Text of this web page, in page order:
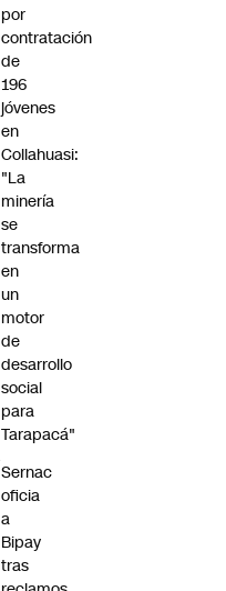
por
contratación
de
196
jóvenes
en
Collahuasi:
"La
minería
se
transforma
en
un
motor
de
desarrollo
social
para
Tarapacá"
Sernac
oficia
a
Bipay
tras